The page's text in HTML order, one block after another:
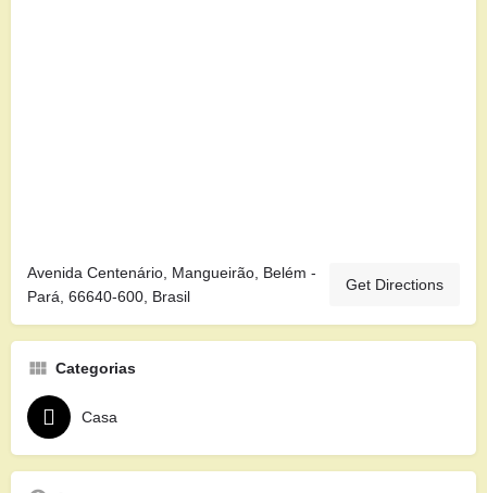
Avenida Centenário, Mangueirão, Belém -
Pará, 66640-600, Brasil
Get Directions
Categorias
Casa